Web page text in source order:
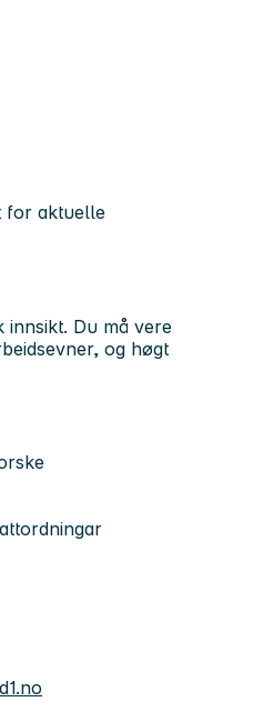
for aktuelle
innsikt. Du må vere
og høgt